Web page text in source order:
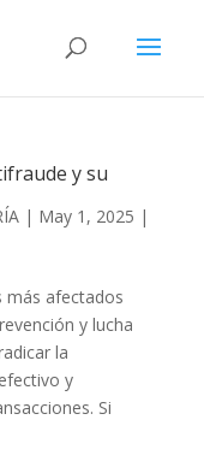
y su
| May 1, 2025 |
más afectados
y lucha
la
y
Si